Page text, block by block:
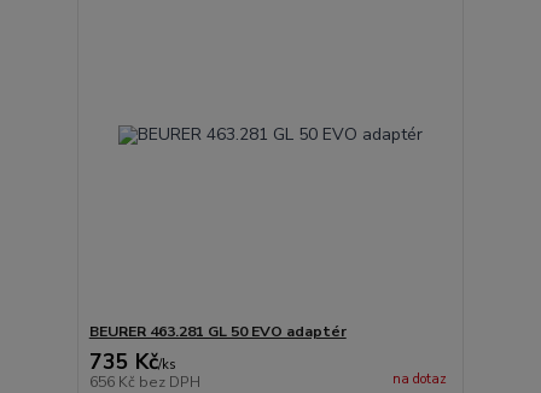
BEURER 463.281 GL 50 EVO adaptér
735 Kč/ks
656 Kč bez DPH na dotaz